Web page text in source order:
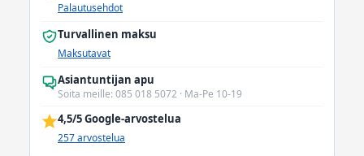
Palautusehdot
Turvallinen maksu
Maksutavat
Asiantuntijan apu
Soita meille: 085 018 5072 · Ma-Pe 10-19
4,5/5 Google-arvostelua
257 arvostelua